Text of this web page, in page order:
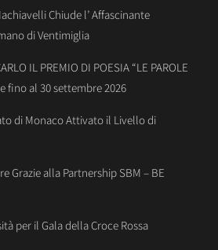
Chiude l’ Affascinante
di Ventimiglia
IL PREMIO DI POESIA “LE PAROLE
fino al 30 settembre 2026
di Monaco Attivato il Livello di
Grazie alla Partnership SBM – BE
per il Gala della Croce Rossa